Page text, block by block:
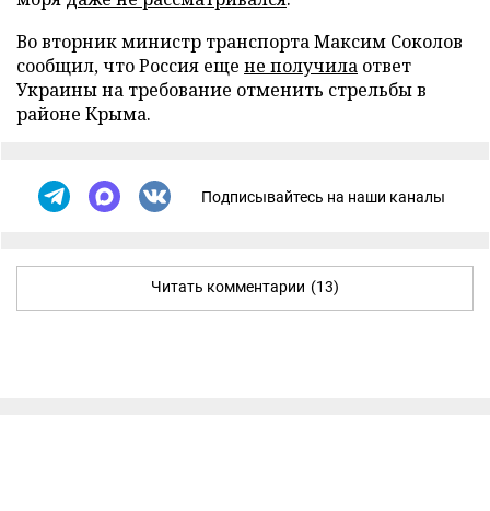
Во вторник министр транспорта Максим Соколов
сообщил, что Россия еще не получила ответ
Украины на требование отменить стрельбы в
районе Крыма.
Подписывайтесь на наши каналы
Читать комментарии (13)